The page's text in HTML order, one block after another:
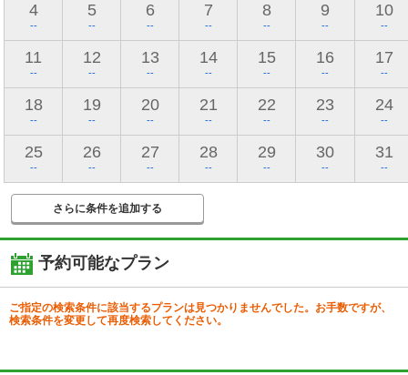
4
--
5
--
6
--
7
--
8
--
9
--
10
--
11
--
12
--
13
--
14
--
15
--
16
--
17
--
18
--
19
--
20
--
21
--
22
--
23
--
24
--
25
--
26
--
27
--
28
--
29
--
30
--
31
--
さらに条件を追加する
予約可能なプラン
ご指定の検索条件に該当するプランは見つかりませんでした。お手数ですが、
検索条件を変更して再度検索してください。